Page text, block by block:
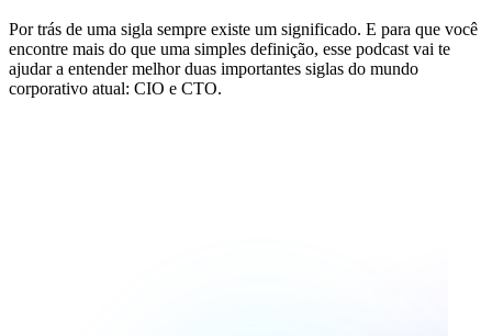
Por trás de uma sigla sempre existe um significado. E para que você
encontre mais do que uma simples definição, esse podcast vai te
ajudar a entender melhor duas importantes siglas do mundo
corporativo atual: CIO e CTO.